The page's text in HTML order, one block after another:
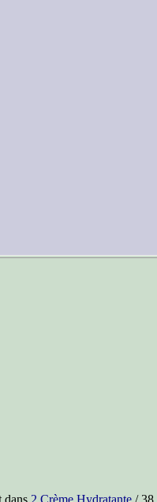
dans 2 Crème Hydratante / 38